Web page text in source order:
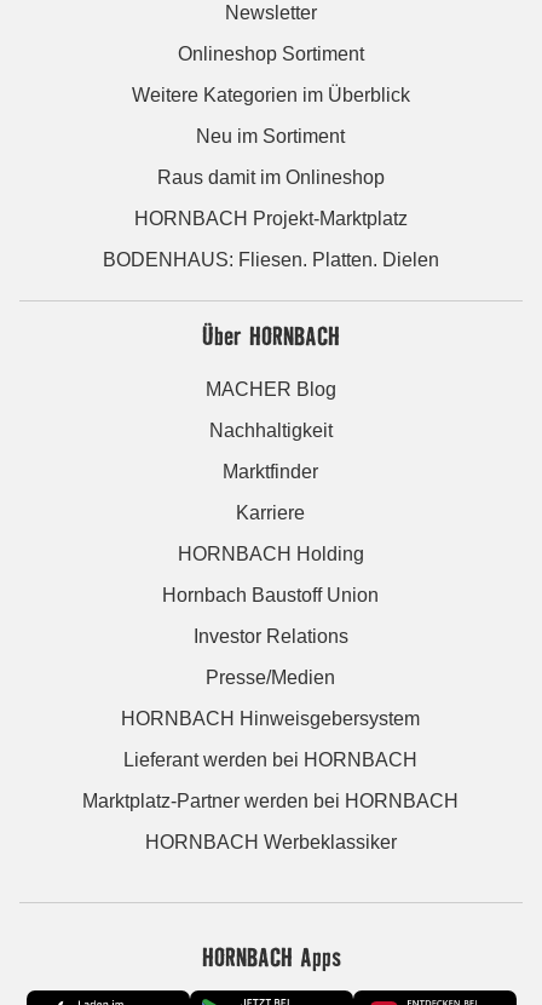
Newsletter
Onlineshop Sortiment
Weitere Kategorien im Überblick
Neu im Sortiment
Raus damit im Onlineshop
HORNBACH Projekt-Marktplatz
BODENHAUS: Fliesen. Platten. Dielen
Über HORNBACH
MACHER Blog
Nachhaltigkeit
Marktfinder
Karriere
HORNBACH Holding
Hornbach Baustoff Union
Investor Relations
Presse/Medien
HORNBACH Hinweisgebersystem
Lieferant werden bei HORNBACH
Marktplatz-Partner werden bei HORNBACH
HORNBACH Werbeklassiker
HORNBACH Apps